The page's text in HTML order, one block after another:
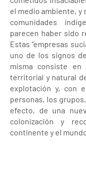
el medio ambiente, y
comunidades
parecen haber sido
Estas “empresas
uno de los signos
misma consiste
territorial y natural
explotación y, con
personas, los
efecto, de una
colonización y
continente y el